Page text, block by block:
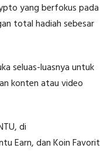
yang berfokus pada
total hadiah sebesar
seluas-luasnya untuk
konten atau video
di
Earn, dan Koin Favorit